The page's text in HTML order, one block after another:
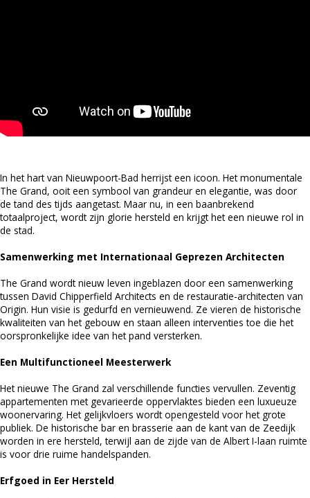
In het hart van Nieuwpoort-Bad herrijst een icoon. Het monumentale
The Grand, ooit een symbool van grandeur en elegantie, was door
de tand des tijds aangetast. Maar nu, in een baanbrekend
totaalproject, wordt zijn glorie hersteld en krijgt het een nieuwe rol in
de stad.
Samenwerking met Internationaal Geprezen Architecten
The Grand wordt nieuw leven ingeblazen door een samenwerking
tussen David Chipperfield Architects en de restauratie-architecten van
Origin. Hun visie is gedurfd en vernieuwend. Ze vieren de historische
kwaliteiten van het gebouw en staan alleen interventies toe die het
oorspronkelijke idee van het pand versterken.
Een Multifunctioneel Meesterwerk
Het nieuwe The Grand zal verschillende functies vervullen. Zeventig
appartementen met gevarieerde oppervlaktes bieden een luxueuze
woonervaring. Het gelijkvloers wordt opengesteld voor het grote
publiek. De historische bar en brasserie aan de kant van de Zeedijk
worden in ere hersteld, terwijl aan de zijde van de Albert I-laan ruimte
is voor drie ruime handelspanden.
Erfgoed in Eer Hersteld